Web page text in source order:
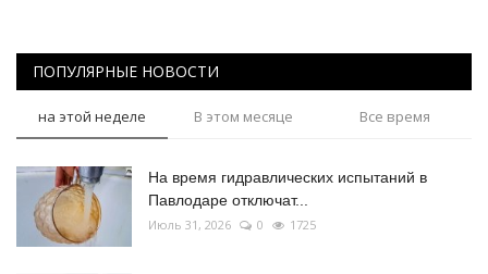
ПОПУЛЯРНЫЕ НОВОСТИ
на этой неделе В этом месяце Все время
На время гидравлических испытаний в
Павлодаре отключат...
Июль 31, 2026 0 1725